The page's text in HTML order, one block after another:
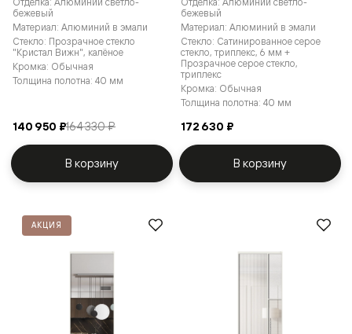
бежевый
Материал: Алюминий в эмали
Стекло: Прозрачное стекло
"Кристал Вижн", калёное
Кромка: Обычная
Толщина полотна: 40 мм
140 950 ₽164 330 ₽
В корзину
бежевый
Материал: Алюминий в эмали
Стекло: Сатинированное серое
стекло, триплекс, 6 мм +
Прозрачное серое стекло,
триплекс
Кромка: Обычная
Толщина полотна: 40 мм
172 630 ₽
В корзину
АКЦИЯ